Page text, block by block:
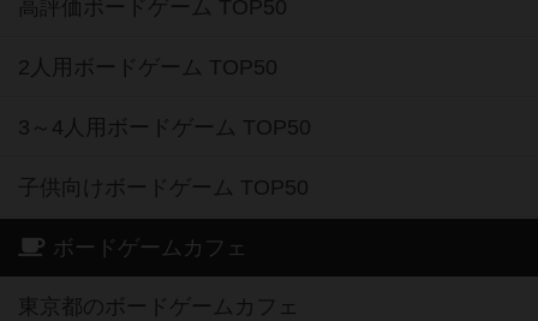
高評価ボードゲーム TOP50
2人用ボードゲーム TOP50
3～4人用ボードゲーム TOP50
子供向けボードゲーム TOP50
ボードゲームカフェ
東京都のボードゲームカフェ